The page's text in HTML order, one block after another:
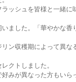
ッシュを皆様と一緒に
ました。「華やかな
ン収穫期によって異な
クトしました。
みが異なった方もいら